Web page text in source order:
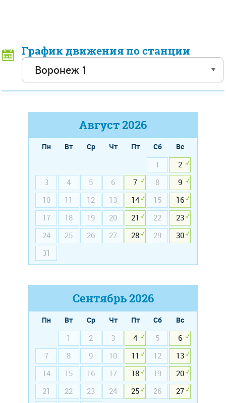
График движения по станции
Август2026
Пн Вт Ср Чт Пт Сб
Вс
1
2
3
4 5 6 7 8
9
10
11 12 13 14 15
16
17
18 19 20 21 22
23
24
25 26 27 28 29
30
31
Сентябрь2026
Пн Вт Ср Чт Пт Сб
Вс
1
2 3 4 5
6
7
8 9 10 11 12
13
14
15 16 17 18 19
20
21
22 23 24 25 26
27